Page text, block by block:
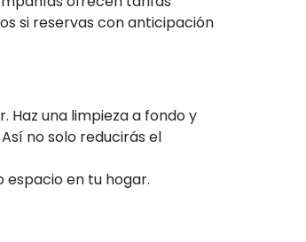
si reservas con anticipación
Haz una limpieza a fondo y
no solo reducirás el
espacio en tu hogar.